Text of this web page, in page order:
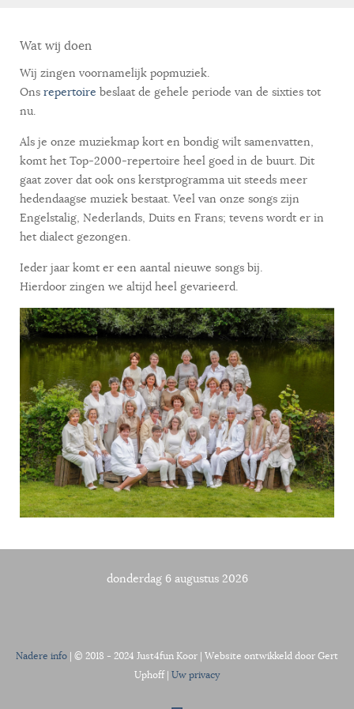
Wat wij doen
Wij zingen voornamelijk popmuziek.
Ons repertoire beslaat de gehele periode van de sixties tot
nu.
Als je onze muziekmap kort en bondig wilt samenvatten,
komt het Top-2000-repertoire heel goed in de buurt. Dit
gaat zover dat ook ons kerstprogramma uit steeds meer
hedendaagse muziek bestaat. Veel van onze songs zijn
Engelstalig, Nederlands, Duits en Frans; tevens wordt er in
het dialect gezongen.
Ieder jaar komt er een aantal nieuwe songs bij.
Hierdoor zingen we altijd heel gevarieerd.
donderdag 6 augustus 2026
Nadere info | © 2018 - 2024 Just4fun Koor | Website ontwikkeld door Gert
Uphoff | Uw privacy